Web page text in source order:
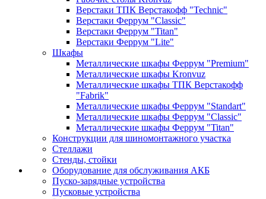
Верстаки ТПК Верстакофф "Technic"
Верстаки Феррум "Classic"
Верстаки Феррум "Titan"
Верстаки Феррум "Lite"
Шкафы
Металлические шкафы Феррум "Premium"
Металлические шкафы Kronvuz
Металлические шкафы ТПК Верстакофф
"Fabrik"
Металлические шкафы Феррум "Standart"
Металлические шкафы Феррум "Classic"
Металлические шкафы Феррум "Titan"
Конструкции для шиномонтажного участка
Стеллажи
Стенды, стойки
Оборудование для обслуживания АКБ
Пуско-зарядные устройства
Пусковые устройства